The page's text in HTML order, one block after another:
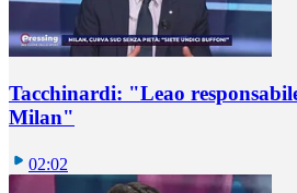
Tacchinardi: "Leao
Milan"
02:02